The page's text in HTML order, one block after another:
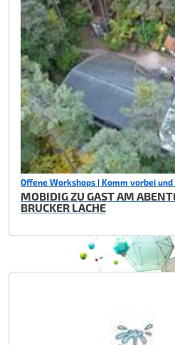
Offene Workshops | Komm vorbei und
MOBIDIG ZU GAST AM
BRUCKER LACHE